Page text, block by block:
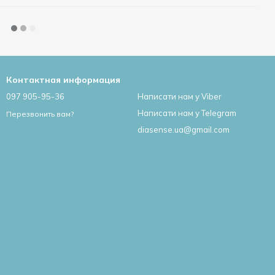
Контактная информация
097 905-95-36
Перезвонить вам?
Написати нам у Viber
Написати нам у Telegram
diasense.ua@gmail.com